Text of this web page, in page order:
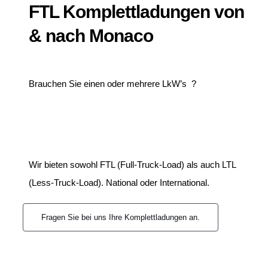
FTL Komplettladungen von
& nach Monaco
Brauchen Sie einen oder mehrere LkW’s ?
Wir bieten sowohl FTL (Full-Truck-Load) als auch LTL
(Less-Truck-Load). National oder International.
Fragen Sie bei uns Ihre Komplettladungen an.